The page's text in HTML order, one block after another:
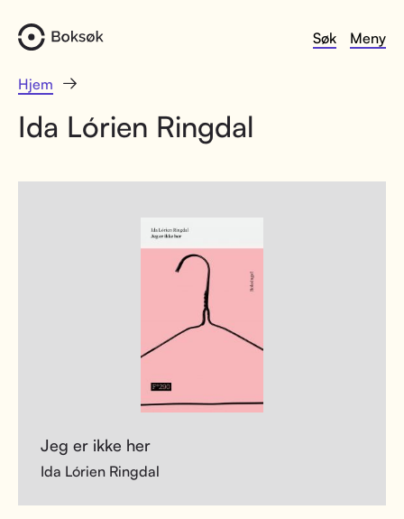
Søk Meny
Hjem
Ida Lórien Ringdal
Jeg er ikke her
Ida Lórien Ringdal